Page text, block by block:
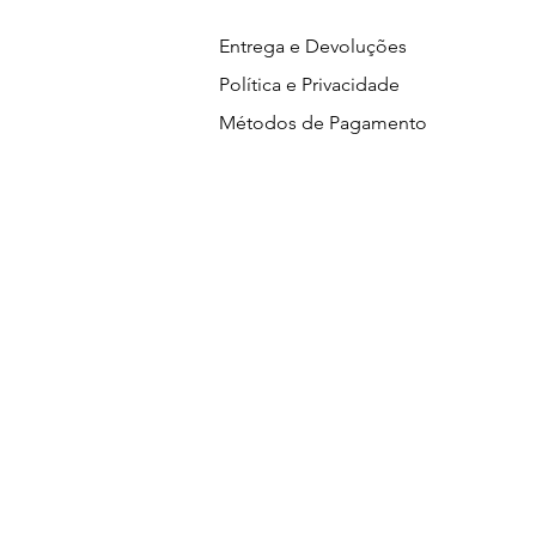
Entrega e Devoluções
Política e Privacidade
Métodos de Pagamento